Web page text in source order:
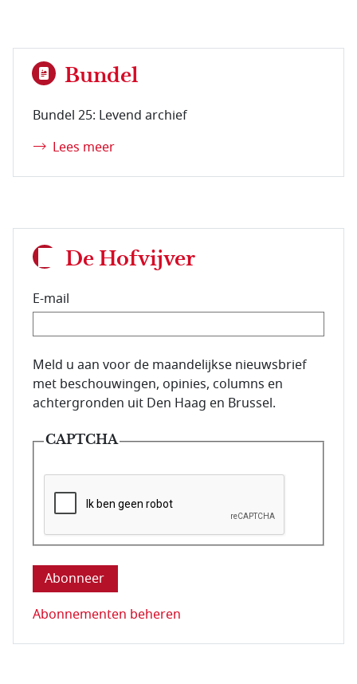
Bundel
Bundel 25: Levend archief
Lees meer
De Hofvijver
E-mail
E-mailadres van de abonnee.
Meld u aan voor de maandelijkse nieuwsbrief
met beschouwingen, opinies, columns en
achtergronden uit Den Haag en Brussel.
CAPTCHA
Deze vraag is om te controleren dat u een mens
Abonnementen beheren